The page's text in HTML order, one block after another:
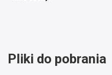
Pliki do pobrania